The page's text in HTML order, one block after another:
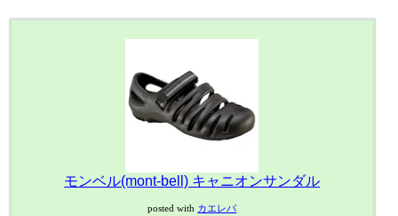
モンベル(mont-bell) キャニオンサンダル
posted with カエレバ